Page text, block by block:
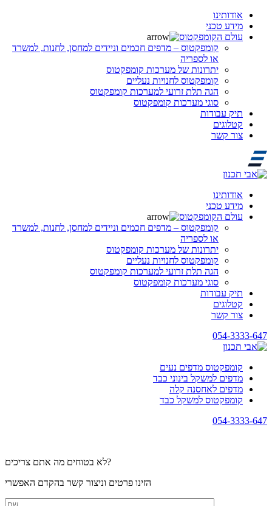
אודותינו
מידע טכני
עולם הקומפקטוס
קומפקטוס – מדפים חכמים וניידים למחסן, לחנות, למשרד
או לספריה
יתרונות של מערכות קומפקטוס
קומפקטוס לחנויות נעליים
הגה תלת זרועי למערכות קומפקטוס
סוגי מערכות קומפקטוס
תיק עבודות
קטלוגים
צור קשר
אודותינו
מידע טכני
עולם הקומפקטוס
קומפקטוס – מדפים חכמים וניידים למחסן, לחנות, למשרד
או לספריה
יתרונות של מערכות קומפקטוס
קומפקטוס לחנויות נעליים
הגה תלת זרועי למערכות קומפקטוס
סוגי מערכות קומפקטוס
תיק עבודות
קטלוגים
צור קשר
054-3333-647
קומפקטוס מדפים נעים
מדפים למשקל בינוני כבד
מדפים לאחסנה קלה
קומפקטוס למשקל כבד
054-3333-647
לא בטוחים מה אתם צריכים?
הזינו פרטים וניצור קשר בהקדם האפשרי